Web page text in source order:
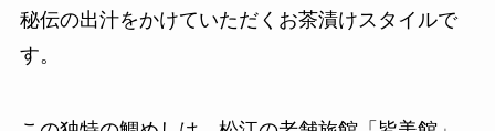
秘伝の出汁をかけていただくお茶漬けスタイルで
す。